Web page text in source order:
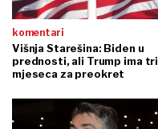
komentari
Višnja Starešina: Biden u
prednosti, ali Trump ima tri
mjeseca za preokret